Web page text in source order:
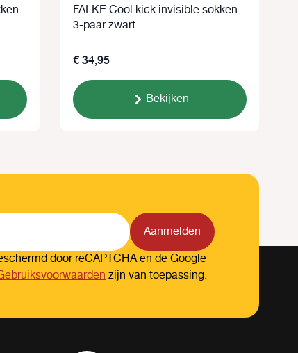
FALKE Cool kick invisible sokken
3-paar zwart
€ 34,95
Bekijken
Aanmelden
door reCAPTCHA en de Google
zijn van toepassing.